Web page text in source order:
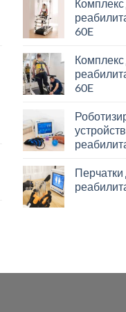
Комплекс
60E
Комплекс
60E
Перчатки